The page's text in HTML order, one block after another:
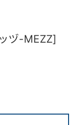
ヅ-MEZZ]